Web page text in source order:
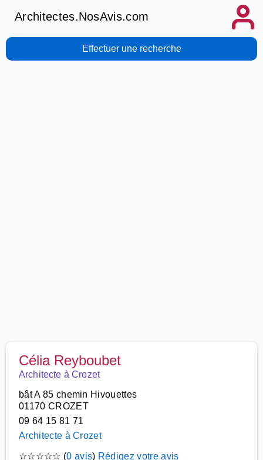
Architectes.NosAvis.com
Effectuer une recherche
Célia Reyboubet
Architecte à Crozet
bât A 85 chemin Hivouettes
01170 CROZET
09 64 15 81 71
Architecte à Crozet
☆☆☆☆☆ (0 avis) Rédigez votre avis